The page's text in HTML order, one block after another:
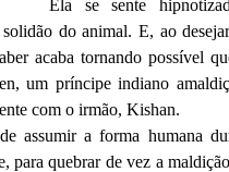
Ela se sente
do animal. E, ao
acaba tornando possível
um príncipe indiano
com o irmão, Kishan.
assumir a forma humana
para quebrar de vez a